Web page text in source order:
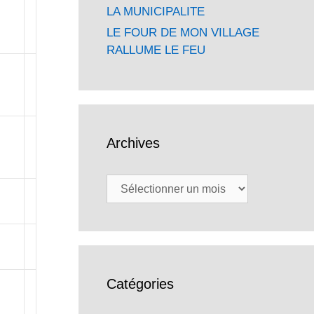
LA MUNICIPALITE
LE FOUR DE MON VILLAGE
RALLUME LE FEU
Archives
Archives
Catégories